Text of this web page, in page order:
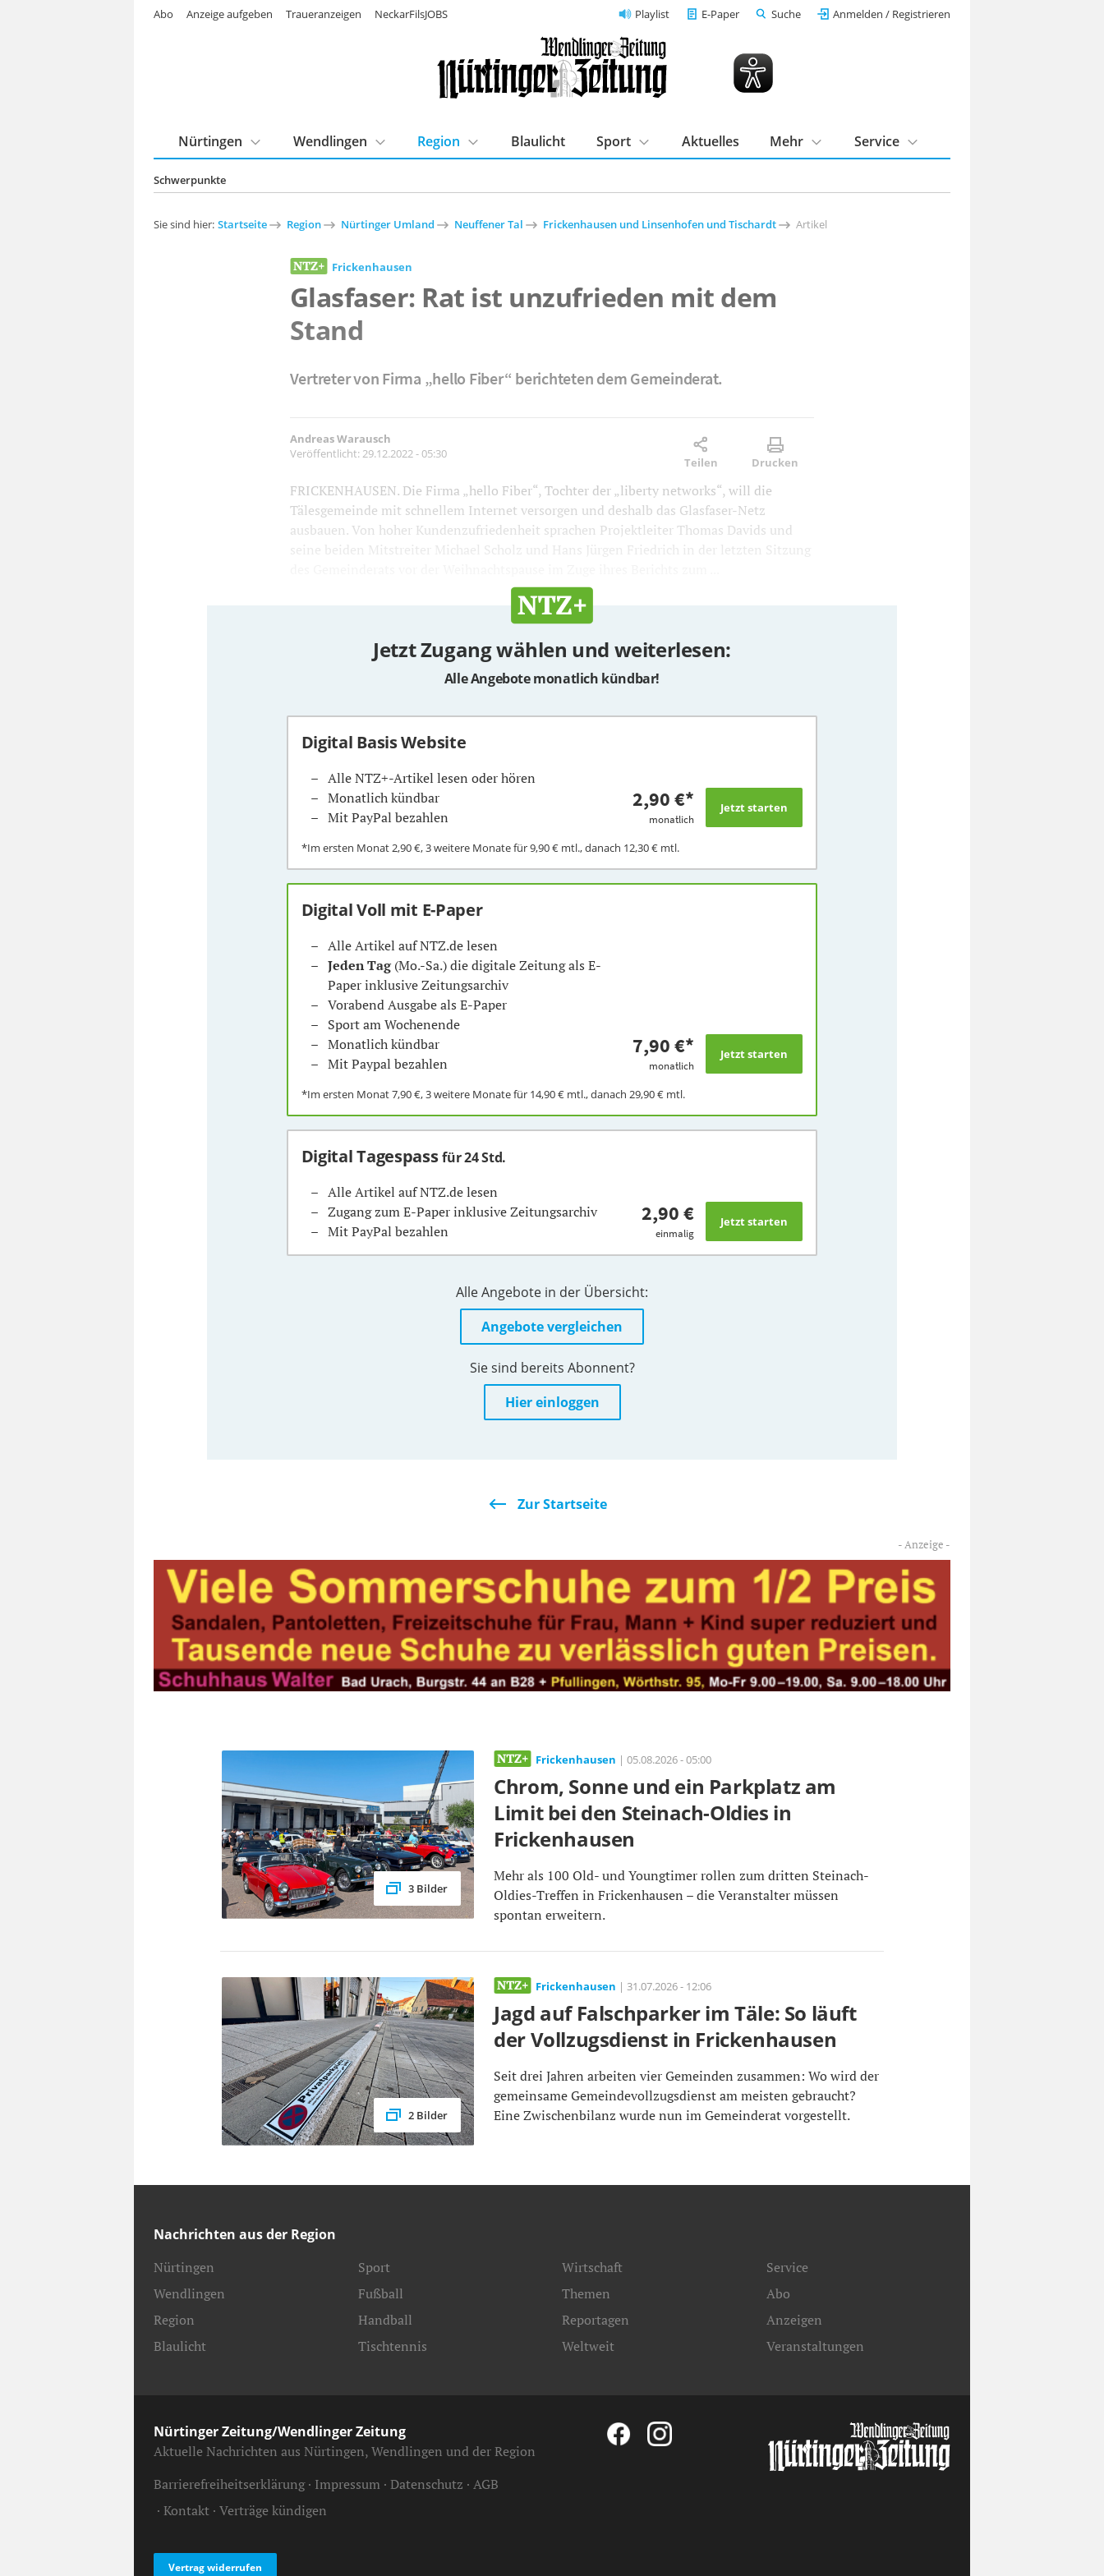
Playlist E-Paper Suche Anmelden / Registrieren
Schwerpunkte
Nürtingen Wendlingen Region Blaulicht Sport Aktuelles Mehr Service
Abo Anzeige aufgeben Traueranzeigen NeckarFilsJOBS
Sie sind hier: Startseite Region Nürtinger Umland Neuffener Tal Frickenhausen und Linsenhofen und Tischardt Artikel
Frickenhausen
Glasfaser: Rat ist unzufrieden mit dem
Stand
Vertreter von Firma „hello Fiber“ berichteten dem Gemeinderat.
Andreas Warausch
Veröffentlicht: 29.12.2022 - 05:30
Teilen Drucken
FRICKENHAUSEN. Die Firma „hello Fiber“, Tochter der „liberty networks“, will die
Tälesgemeinde mit schnellem Internet versorgen und deshalb das Glasfaser-Netz
ausbauen. Von hoher Kundenzufriedenheit sprachen Projektleiter Thomas Davids und
seine beiden Mitstreiter Michael Scholz und Hans Jürgen Friedrich in der letzten Sitzung
Jetzt Zugang wählen und weiterlesen:
Alle Angebote monatlich kündbar!
Digital Basis Website
Alle NTZ+-Artikel lesen oder hören
Monatlich kündbar
Mit PayPal bezahlen
2,90 €*
monatlich
*Im ersten Monat2,90 €, 3 weitere Monate für9,90 €mtl., danach 12,30 €mtl.
Digital Voll mit E-Paper
Alle Artikel auf NTZ.de lesen
Jeden Tag(Mo.-Sa.) die digitale Zeitung als E-
Paper inklusive Zeitungsarchiv
Vorabend Ausgabe als E-Paper
Sport am Wochenende
Monatlich kündbar
Mit Paypal bezahlen
7,90 €*
monatlich
*Im ersten Monat7,90 €, 3 weitere Monate für 14,90 €mtl., danach 29,90 €mtl.
Digital Tagespassfür 24 Std.
Alle Artikel auf NTZ.de lesen
Zugang zum E-Paper inklusive Zeitungsarchiv
Mit PayPal bezahlen
2,90 €
einmalig
Alle Angebote in der Übersicht:
Angebote vergleichen
Sie sind bereits Abonnent?
Hier einloggen
Zur Startseite
3 Bilder
Frickenhausen | 05.08.2026 - 05:00
Chrom, Sonne und ein Parkplatz am
Limit bei den Steinach-Oldies in
Frickenhausen
Mehr als 100 Old- und Youngtimer rollen zum dritten Steinach-
Oldies-Treffen in Frickenhausen – die Veranstalter müssen
spontan erweitern.
2 Bilder
Frickenhausen | 31.07.2026 - 12:06
Jagd auf Falschparker im Täle: So läuft
der Vollzugsdienst in Frickenhausen
Seit drei Jahren arbeiten vier Gemeinden zusammen: Wo wird der
gemeinsame Gemeindevollzugsdienst am meisten gebraucht?
Eine Zwischenbilanz wurde nun im Gemeinderat vorgestellt.
Nachrichten aus der Region
Nürtingen
Wendlingen
Region
Blaulicht
Sport
Fußball
Handball
Tischtennis
Wirtschaft
Themen
Reportagen
Weltweit
Service
Abo
Anzeigen
Veranstaltungen
Nürtinger Zeitung/Wendlinger Zeitung
Aktuelle Nachrichten aus Nürtingen, Wendlingen und der Region
Barrierefreiheitserklärung Impressum Datenschutz AGB
Kontakt Verträge kündigen
Vertrag widerrufen